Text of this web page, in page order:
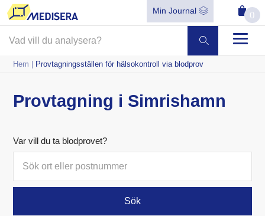
Min Journal 0
Hem | Provtagningsställen för hälsokontroll via blodprov
Provtagning i Simrishamn
Var vill du ta blodprovet?
Sök